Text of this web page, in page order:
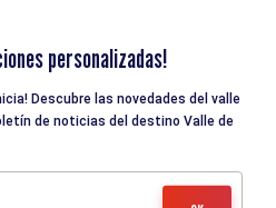
personalizadas!
Descubre las novedades del valle
de noticias del destino Valle de